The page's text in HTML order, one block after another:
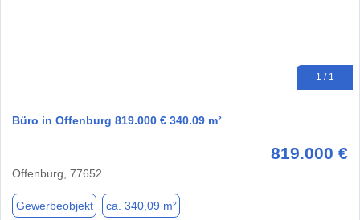
1 / 1
Büro in Offenburg 819.000 € 340.09 m²
819.000 €
Offenburg, 77652
Gewerbeobjekt ca. 340,09 m²